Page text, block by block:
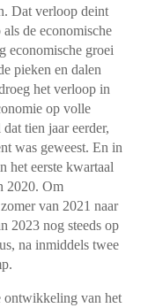
Dat verloop deint
de economische
economische groei
pieken en dalen
het verloop in
op volle
tien jaar eerder,
was geweest. En in
het eerste kwartaal
2020. Om
van 2021 naar
2023 nog steeds op
na inmiddels twee
ontwikkeling van het